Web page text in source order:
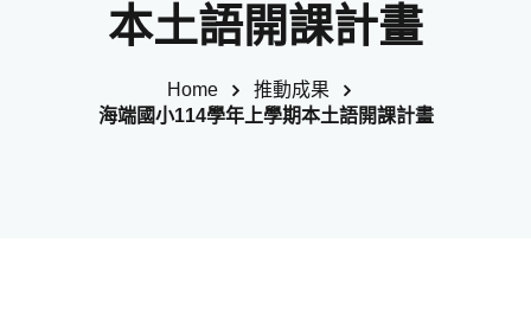
本土語開課計畫
Home
推動成果
海端國小114學年上學期本土語開課計畫